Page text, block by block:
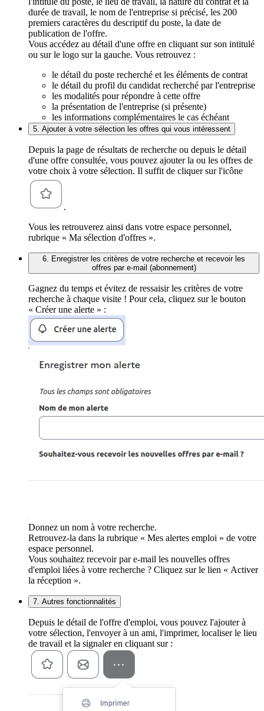
durée de travail, le nom de l'entreprise si précisé, les 200
premiers caractères du descriptif du poste, la date de
publication de l'offre.
Vous accédez au détail d'une offre en cliquant sur son intitulé
ou sur le logo sur la gauche. Vous retrouvez :
le détail du poste recherché et les éléments de contrat
le détail du profil du candidat recherché par l'entreprise
les modalités pour répondre à cette offre
la présentation de l'entreprise (si présente)
les informations complémentaires le cas échéant
5. Ajouter à votre sélection les offres qui vous intéressent
Depuis la page de résultats de recherche ou depuis le détail
d'une offre consultée, vous pouvez ajouter la ou les offres de
votre choix à votre sélection. Il suffit de cliquer sur l'icône
.
Vous les retrouverez ainsi dans votre espace personnel,
rubrique « Ma sélection d'offres ».
6. Enregistrer les critères de votre recherche et recevoir les
offres par e-mail (abonnement)
Gagnez du temps et évitez de ressaisir les critères de votre
recherche à chaque visite ! Pour cela, cliquez sur le bouton
« Créer une alerte » :
Donnez un nom à votre recherche.
Retrouvez-la dans la rubrique « Mes alertes emploi » de votre
espace personnel.
Vous souhaitez recevoir par e-mail les nouvelles offres
d'emploi liées à votre recherche ? Cliquez sur le lien « Activer
la réception ».
7. Autres fonctionnalités
Depuis le détail de l'offre d'emploi, vous pouvez l'ajouter à
votre sélection, l'envoyer à un ami, l'imprimer, localiser le lieu
de travail et la signaler en cliquant sur :